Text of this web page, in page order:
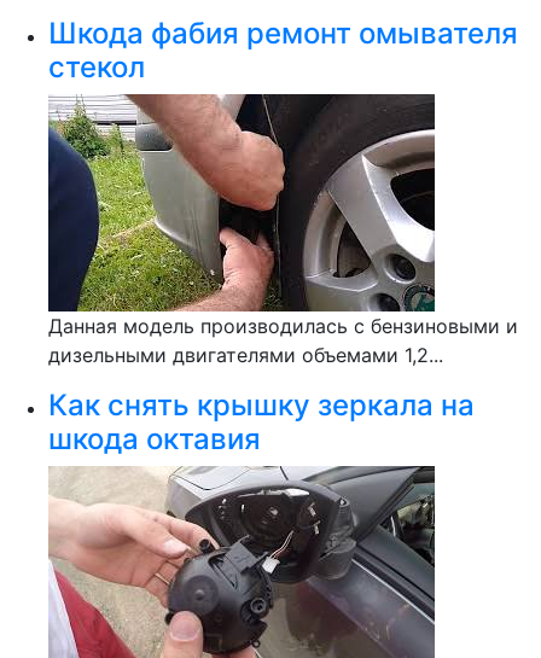
Шкода фабия ремонт омывателя
стекол
Данная модель производилась с бензиновыми и
дизельными двигателями объемами 1,2...
Как снять крышку зеркала на
шкода октавия